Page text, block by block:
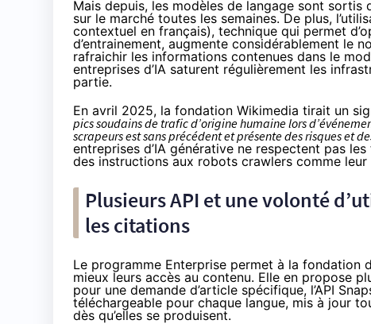
Mais depuis, les modèles de langage sont
sur le marché toutes les semaines. De plus,
contextuel en français), technique qui permet
d’entrainement, augmente considérablement le
rafraichir les informations contenues dans le
entreprises d’IA saturent régulièrement les
partie.
En avril 2025, la fondation Wikimedia tirait un
pics soudains de trafic d’origine humaine lors
scrapeurs est sans précédent et présente des risques et
entreprises d’IA générative ne respectent pas
des instructions aux robots crawlers comme leur
Plusieurs API et une volonté
les citations
Le programme Enterprise permet à la fondation
mieux leurs accès au contenu. Elle en propose
pour une demande d’article spécifique, l’API
téléchargeable pour chaque langue, mis à jour
dès qu’elles se produisent.